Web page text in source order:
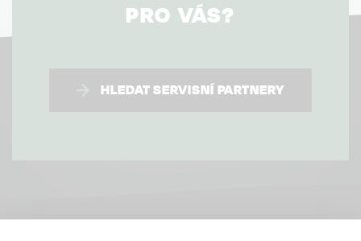
PRO VÁS?
HLEDAT SERVISNÍ PARTNERY